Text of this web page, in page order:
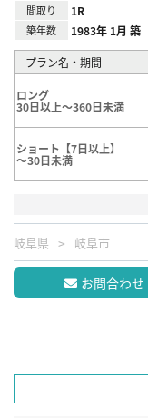
間取り 1R
築年数 1983年 1月 築
プラン名・期間
ロング
30日以上～360日未満
ショート【7日以上】
～30日未満
岐阜県 岐阜市
お問合わせ